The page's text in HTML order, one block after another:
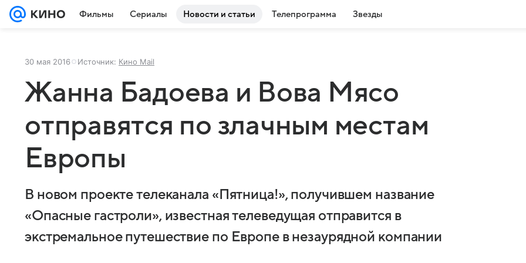
Фильмы Сериалы Новости и статьи Телепрограмма Звезды
30 мая 2016 Источник: Кино Mail
Жанна Бадоева и Вова Мясо
отправятся по злачным местам
Европы
В новом проекте телеканала «Пятница!», получившем название
«Опасные гастроли», известная телеведущая отправится в
экстремальное путешествие по Европе в незаурядной компании